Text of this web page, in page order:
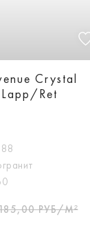
Crystal
Ret
РУБ/М²